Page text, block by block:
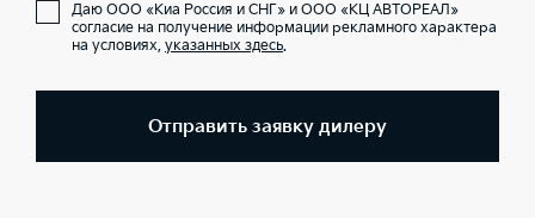
Даю ООО «Киа Россия и СНГ» и ООО «КЦ АВТОРЕАЛ»
согласие на получение информации рекламного характера
на условиях, указанных здесь.
Отправить заявку дилеру